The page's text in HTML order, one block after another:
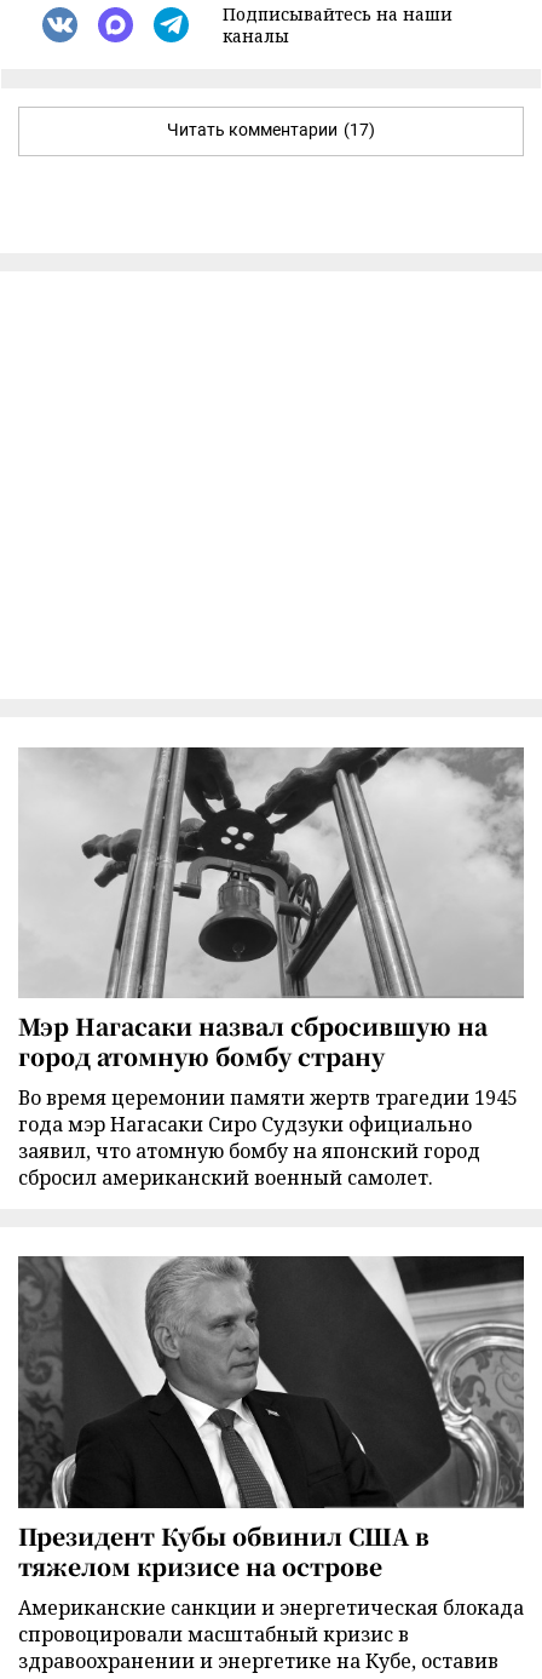
Подписывайтесь на наши
каналы
Читать комментарии (17)
Мэр Нагасаки назвал сбросившую на
город атомную бомбу страну
Во время церемонии памяти жертв трагедии 1945
года мэр Нагасаки Сиро Судзуки официально
заявил, что атомную бомбу на японский город
сбросил американский военный самолет.
Президент Кубы обвинил США в
тяжелом кризисе на острове
Американские санкции и энергетическая блокада
спровоцировали масштабный кризис в
здравоохранении и энергетике на Кубе, оставив